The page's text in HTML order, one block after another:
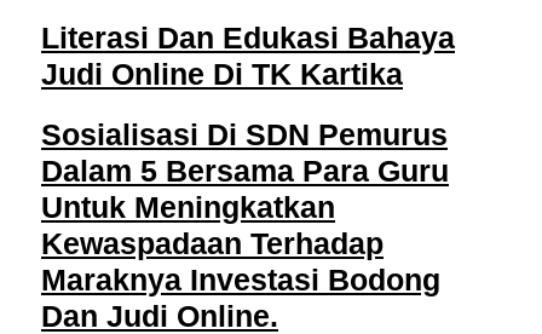
Literasi Dan Edukasi Bahaya
Judi Online Di TK Kartika
Sosialisasi Di SDN Pemurus
Dalam 5 Bersama Para Guru
Untuk Meningkatkan
Kewaspadaan Terhadap
Maraknya Investasi Bodong
Dan Judi Online.